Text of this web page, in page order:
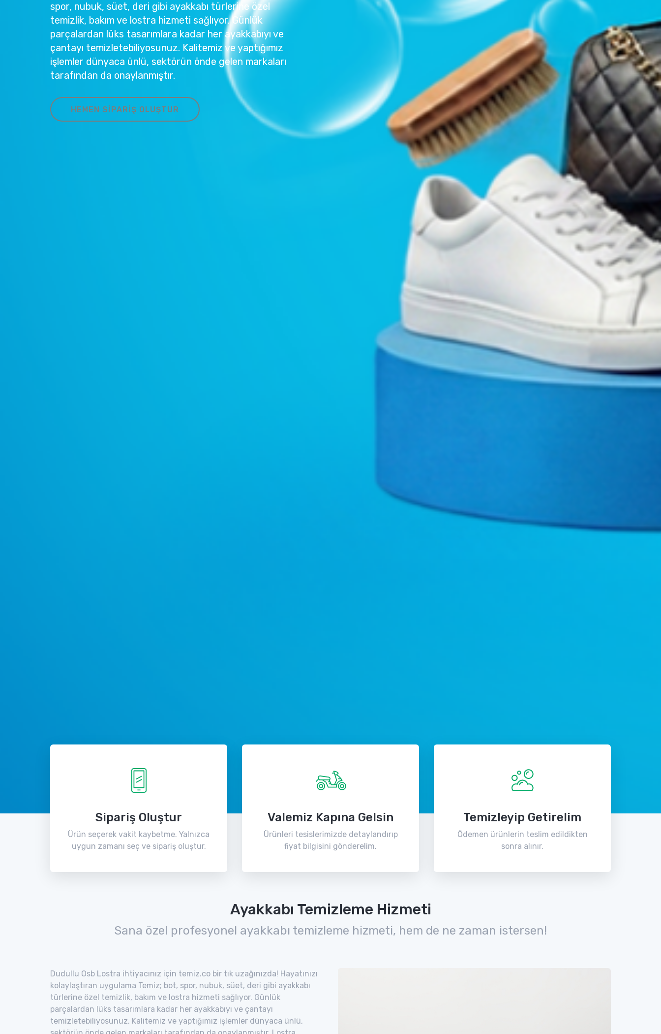
spor, nubuk, süet, deri gibi ayakkabı türlerine özel
temizlik, bakım ve lostra hizmeti sağlıyor. Günlük
parçalardan lüks tasarımlara kadar her ayakkabıyı ve
çantayı temizletebiliyosunuz. Kalitemiz ve yaptığımız
işlemler dünyaca ünlü, sektörün önde gelen markaları
tarafından da onaylanmıştır.
HEMEN SIPARIŞ OLUŞTUR
Sipariş Oluştur
Ürün seçerek vakit kaybetme. Yalnızca
uygun zamanı seç ve sipariş oluştur.
Valemiz Kapına Gelsin
Ürünleri tesislerimizde detaylandırıp
fiyat bilgisini gönderelim.
Temizleyip Getirelim
Ödemen ürünlerin teslim edildikten
sonra alınır.
Ayakkabı Temizleme Hizmeti
Sana özel profesyonel ayakkabı temizleme hizmeti, hem de ne zaman istersen!
Dudullu Osb Lostra ihtiyacınız için temiz.co bir tık uzağınızda! Hayatınızı
kolaylaştıran uygulama Temiz; bot, spor, nubuk, süet, deri gibi ayakkabı
türlerine özel temizlik, bakım ve lostra hizmeti sağlıyor. Günlük
parçalardan lüks tasarımlara kadar her ayakkabıyı ve çantayı
temizletebiliyosunuz. Kalitemiz ve yaptığımız işlemler dünyaca ünlü,